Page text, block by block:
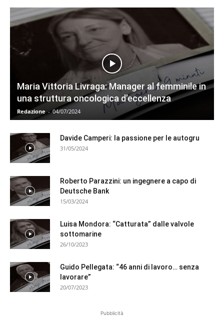
Maria Vittoria Livraga: Manager al femminile in
una struttura oncologica d’eccellenza
Redazione - 04/07/2024
Davide Camperi: la passione per le autogru
31/05/2024
Roberto Parazzini: un ingegnere a capo di
Deutsche Bank
15/03/2024
Luisa Mondora: “Catturata” dalle valvole
sottomarine
26/10/2023
Guido Pellegata: “46 anni di lavoro… senza
lavorare”
20/07/2023
Pubblicità